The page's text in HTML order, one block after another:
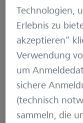
Doch es gab
noch nie mit so
gearbeitet!
Aufbau des
Wie in dem
Technologien,
Erlebnis zu
akzeptieren“
Verwendung
um
sichere
(technisch
sammeln, die